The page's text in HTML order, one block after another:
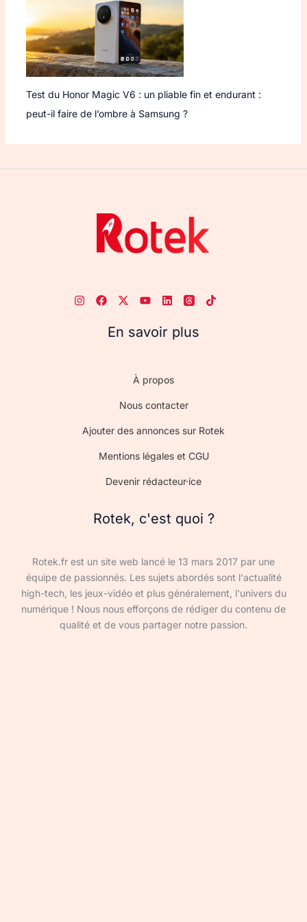
Test du Honor Magic V6 : un pliable fin et endurant :
peut-il faire de l’ombre à Samsung ?
En savoir plus
À propos
Nous contacter
Ajouter des annonces sur Rotek
Mentions légales et CGU
Devenir rédacteur·ice
Rotek, c'est quoi ?
Rotek.fr est un site web lancé le 13 mars 2017 par une
équipe de passionnés. Les sujets abordés sont l'actualité
high-tech, les jeux-vidéo et plus généralement, l'univers du
numérique ! Nous nous efforçons de rédiger du contenu de
qualité et de vous partager notre passion.